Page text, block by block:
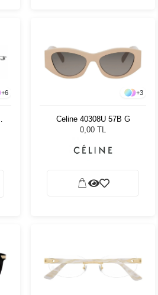
+6 +3
Celine 40308U 57B G
0,00 TL